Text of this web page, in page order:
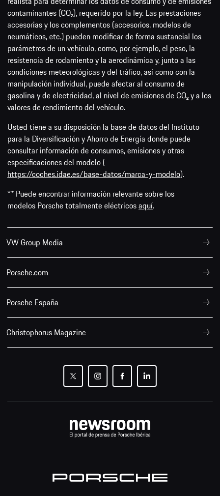
contaminantes (CO₂), requerido por la ley. Las prestaciones
accesorias y los complementos (accesorios, modelos de
neumáticos, etc.) pueden modificar de forma sustancial los
parámetros de un vehículo, como, por ejemplo, el peso, la
resistencia de rodamiento y la aerodinámica y, junto a las
condiciones meteorológicas y del tráfico, así como con la
manipulación individual, puede afectar al consumo de
gasolina y de electricidad, al nivel de emisiones de CO₂ y a los
valores de rendimiento del vehículo.
Usted tiene a su disposición la base de datos del Instituto
para la Diversificación y Ahorro de Energía donde puede
consultar información de consumos, emisiones y otras
especificaciones del modelo (
https://coches.idae.es/base-datos/marca-y-modelo).
** Puede encontrar información relevante sobre los
modelos Porsche totalmente eléctricosaquí.
VW Group Media
Porsche.com
Porsche España
Christophorus Magazine